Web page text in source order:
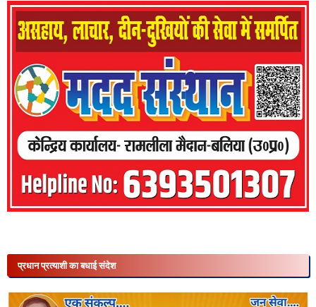
प्रधान प्रत्याशी का बधाई संदेश